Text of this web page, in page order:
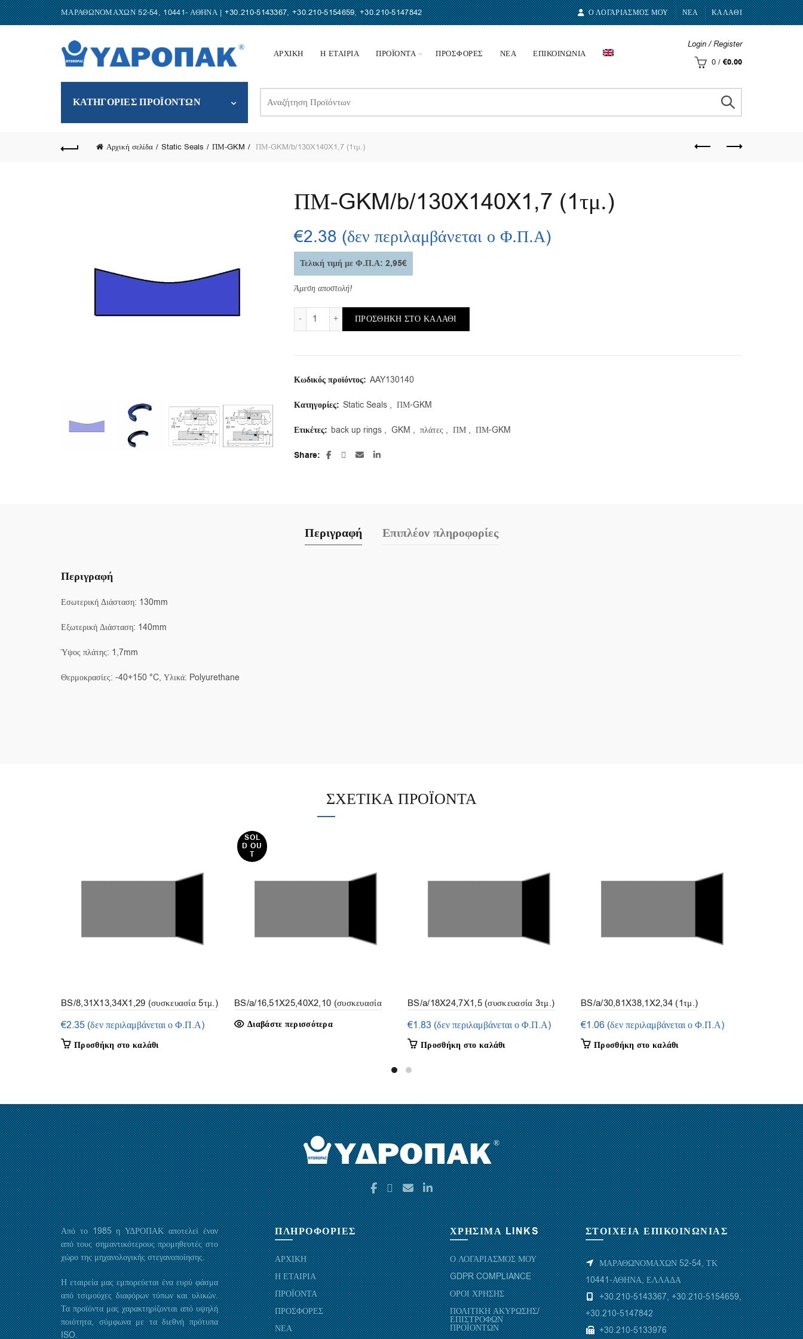
ΜΑΡΑΘΩΝΟΜΑΧΩΝ 52-54, 10441- ΑΘΗΝΑ |+30.210-5143367,+30.210-5154659,+30.210-5147842 Ο ΛΟΓΑΡΙΑΣΜΟΣ ΜΟΥ ΝΕΑ ΚΑΛΑΘΙ
ΑΡΧΙΚΗ Η ΕΤΑΙΡΙΑ ΠΡΟΪΟΝΤΑ ΠΡΟΣΦΟΡΕΣ ΝΕΑ ΕΠΙΚΟΙΝΩΝΙΑ
Login / Register
0 / €0.00
ΚΑΤΗΓΟΡΙΕΣ ΠΡΟΪΟΝΤΩΝ
for:
Αρχική σελίδα Static Seals ΠΜ-GKM ΠΜ-GKM/b/130X140X1,7 (1τμ.)
ΠΜ-GKM/b/130X140X1,7 (1τμ.)
€2.38 (δεν περιλαμβάνεται ο Φ.Π.Α)
Τελική τιμή με Φ.Π.Α: 2,95€
Άμεση αποστολή!
ΠΜ-GKM/b/130X140X1,7 (1τμ.) ποσότητα
ΠΡΟΣΘΉΚΗ ΣΤΟ ΚΑΛΆΘΙ
Κωδικός προϊόντος: AAY130140
Κατηγορίες: Static Seals , ΠΜ-GKM
Ετικέτες: back up rings , GKM , πλάτες , ΠΜ , ΠΜ-GKM
Share
Περιγραφή Επιπλέον πληροφορίες
Περιγραφή
Εσωτερική Διάσταση: 130mm
Εξωτερική Διάσταση: 140mm
Ύψος πλάτης: 1,7mm
Θερμοκρασίες: -40+150 °C, Υλικά: Polyurethane
ΣΧΕΤΙΚΆ ΠΡΟΪΌΝΤΑ
BS/8,31X13,34X1,29 (συσκευασία 5τμ.)
€2.35 (δεν περιλαμβάνεται ο Φ.Π.Α)
Προσθήκη στο καλάθι
SOL
D OU
T
BS/a/16,51X25,40X2,10 (συσκευασία
3τμ.)Διαβάστε περισσότερα
BS/a/18X24,7X1,5 (συσκευασία 3τμ.)
€1.83 (δεν περιλαμβάνεται ο Φ.Π.Α)
Προσθήκη στο καλάθι
BS/a/30,81X38,1X2,34 (1τμ.)
€1.06 (δεν περιλαμβάνεται ο Φ.Π.Α)
Προσθήκη στο καλάθι
Από το 1985 η ΥΔΡΟΠΑΚ αποτελεί έναν
από τους σημαντικότερους προμηθευτές στο
χώρο της μηχανολογικής στεγανοποίησης.
Η εταιρεία μας εμπορεύεται ένα ευρύ φάσμα
από τσιμούχες διαφόρων τύπων και υλικών.
Τα προϊόντα μας χαρακτηρίζονται από υψηλή
ποιότητα, σύμφωνα με τα διεθνή πρότυπα
ISO.
ΠΛΗΡΟΦΟΡΙΕΣ
ΑΡΧΙΚΗ
Η ΕΤΑΙΡΙΑ
ΠΡΟΪΟΝΤΑ
ΠΡΟΣΦΟΡΕΣ
ΝΕΑ
ΧΡΗΣΙΜΑ LINKS
Ο ΛΟΓΑΡΙΑΣΜΟΣ ΜΟΥ
GDPR COMPLIANCE
ΟΡΟΙ ΧΡΗΣΗΣ
ΠΟΛΙΤΙΚΗ ΑΚΥΡΩΣΗΣ/
ΕΠΙΣΤΡΟΦΩΝ
ΠΡΟΪΟΝΤΩΝ
ΣΤΟΙΧΕΙΑ ΕΠΙΚΟΙΝΩΝΙΑΣ
ΜΑΡΑΘΩΝΟΜΑΧΩΝ 52-54, ΤΚ
10441-ΑΘΗΝΑ, ΕΛΛΑΔΑ
+30.210-5143367,+30.210-5154659,
+30.210-5147842
+30.210-5133976